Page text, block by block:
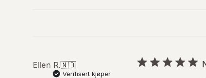
Ellen R.🇳🇴
Verifisert kjøper